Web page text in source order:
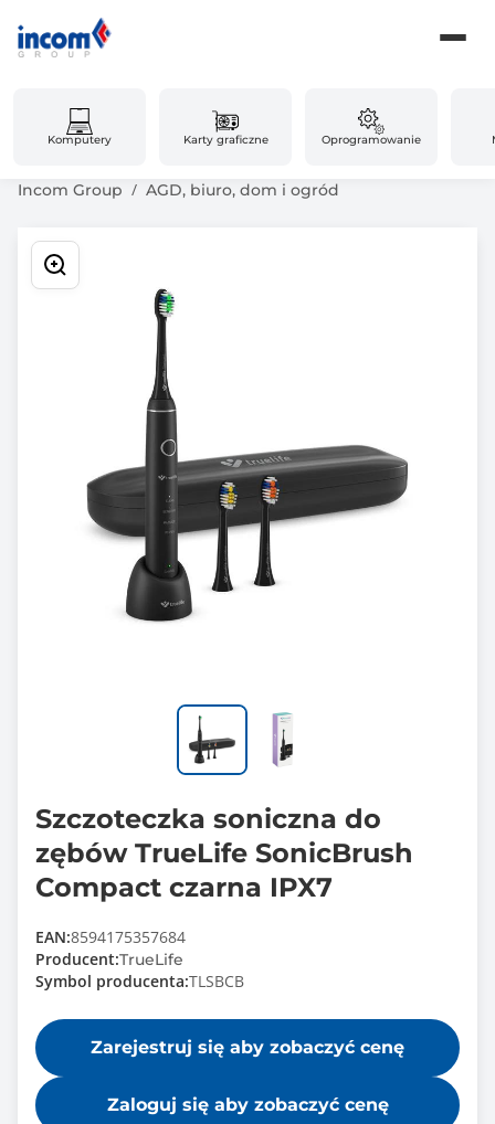
Komputery Karty graficzne Oprogramowanie
Incom Group AGD, biuro, dom i ogród
Szczoteczka soniczna do
zębów TrueLife SonicBrush
Compact czarna IPX7
EAN:8594175357684
Producent:TrueLife
Symbol producenta:TLSBCB
Zarejestruj się aby zobaczyć cenę
Zaloguj się aby zobaczyć cenę